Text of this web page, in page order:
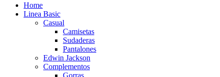
Home
Linea Basic
Casual
Camisetas
Sudaderas
Pantalones
Edwin Jackson
Complementos
Gorras